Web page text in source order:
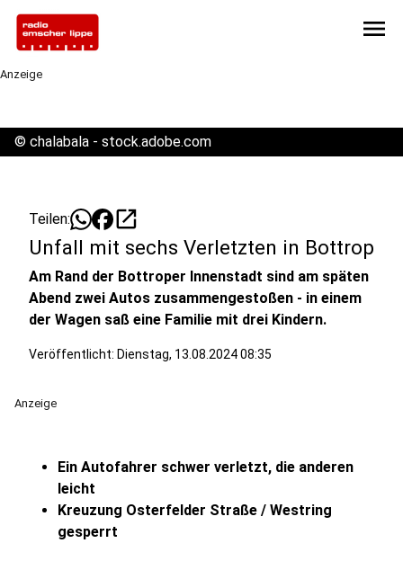
menu
Anzeige
© chalabala - stock.adobe.com
Teilen: open_in_new
Unfall mit sechs Verletzten in Bottrop
Am Rand der Bottroper Innenstadt sind am späten
Abend zwei Autos zusammengestoßen - in einem
der Wagen saß eine Familie mit drei Kindern.
Veröffentlicht: Dienstag, 13.08.2024 08:35
Anzeige
Ein Autofahrer schwer verletzt, die anderen
leicht
Kreuzung Osterfelder Straße / Westring
gesperrt